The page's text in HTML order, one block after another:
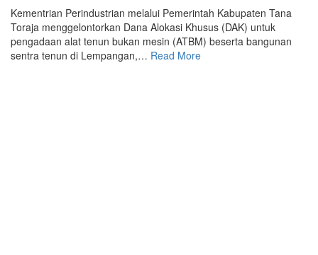
Kementrian Perindustrian melalui Pemerintah Kabupaten Tana
Toraja menggelontorkan Dana Alokasi Khusus (DAK) untuk
pengadaan alat tenun bukan mesin (ATBM) beserta bangunan
sentra tenun di Lempangan,… Read More